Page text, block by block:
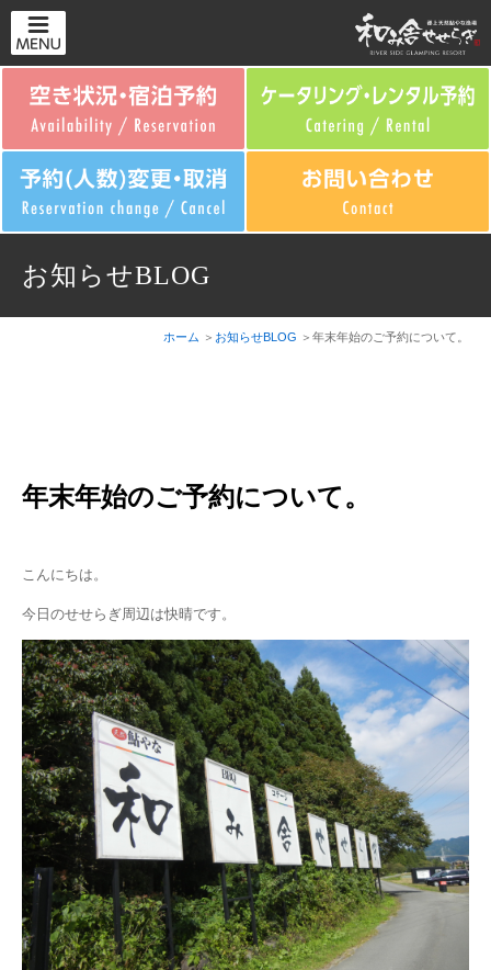
お知らせBLOG
ホーム お知らせBLOG 年末年始のご予約について。
年末年始のご予約について。
こんにちは。
今日のせせらぎ周辺は快晴です。